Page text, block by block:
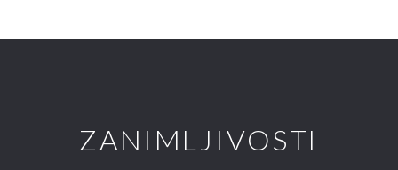
ZANIMLJIVOSTI